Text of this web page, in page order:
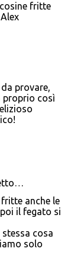
fritte
provare,
proprio così
anche le
il fegato si
cosa
solo